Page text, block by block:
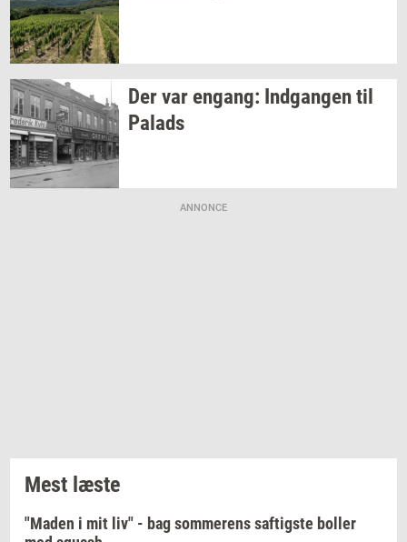
Der var en­gang: Ind­gan­gentil
Pa­lads
ANNONCE
Mest læste
"Maden i mit liv" - bag sommerens saftigste boller